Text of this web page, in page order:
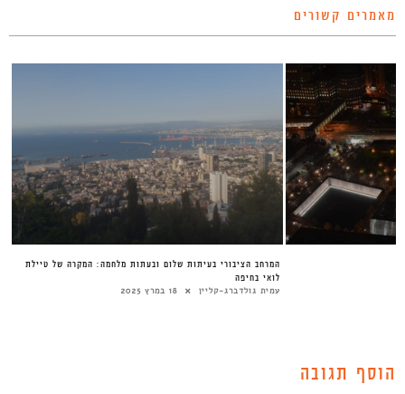
מאמרים קשורים
המרחב הציבורי בעיתות שלום ובעתות מלחמה: המקרה של טיילת
לואי בחיפה
עמית גולדברג-קליין 18 במרץ 2025
הוסף תגובה